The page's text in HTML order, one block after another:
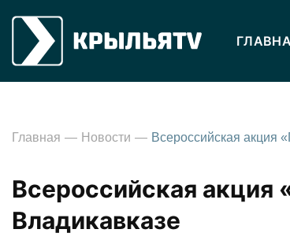
Главная Новости
Всероссийская акция
Владикавказе